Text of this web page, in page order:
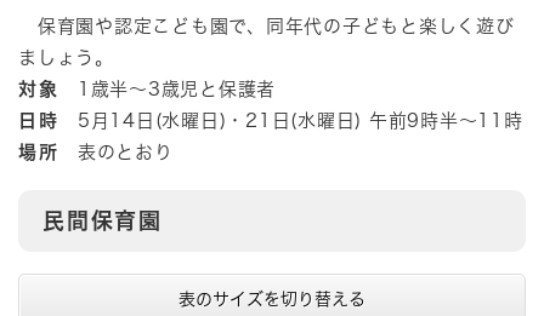
保育園や認定こども園で、同年代の子どもと楽しく遊び
ましょう。
対象
1歳半～3歳児と保護者
日時 5月14日(水曜日)・21日(水曜日) 午前9時半～11時
場所 表のとおり
民間保育園
表のサイズを切り替える